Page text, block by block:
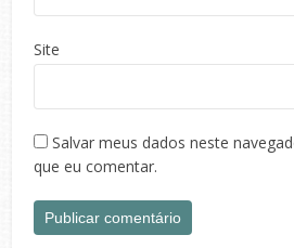
Site
Salvar meus dados neste
que eu comentar.